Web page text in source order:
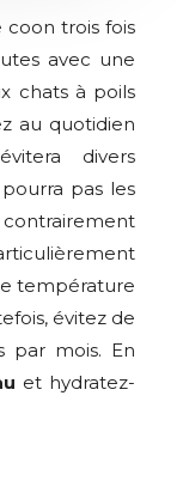
coon trois fois
avec une
chats à poils
au quotidien
divers
pas les
contrairement
température
évitez de
par mois. En
et hydratez-